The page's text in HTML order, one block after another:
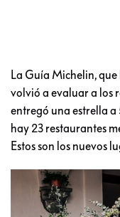
La Guía Michelin,
volvió a evaluar a los
entregó una estrella a
hay 23 restaurantes
Estos son los nuevos